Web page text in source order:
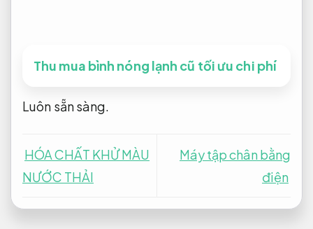
Thu mua bình nóng lạnh cũ tối ưu chi phí
Luôn sẵn sàng.
HÓA CHẤT KHỬ MÀU
NƯỚC THẢI
Máy tập chân bằng
điện